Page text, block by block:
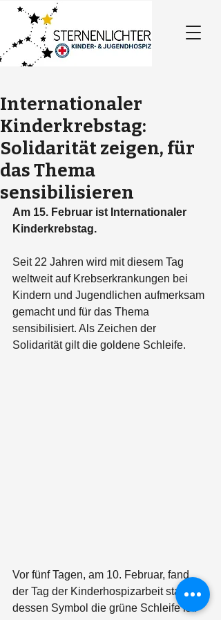
Internationaler
Kinderkrebstag:
Solidarität zeigen, für
das Thema
sensibilisieren
Am 15. Februar ist Internationaler
Kinderkrebstag.
Seit 22 Jahren wird mit diesem Tag
weltweit auf Krebserkrankungen bei
Kindern und Jugendlichen aufmerksam
gemacht und für das Thema
sensibilisiert. Als Zeichen der
Solidarität gilt die goldene Schleife.
Vor fünf Tagen, am 10. Februar, fand
der Tag der Kinderhospizarbeit statt,
dessen Symbol die grüne Schleife ist.